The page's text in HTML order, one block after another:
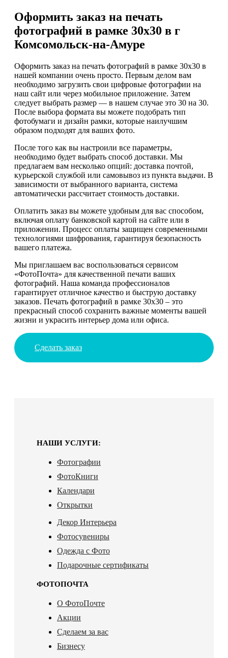
Оформить заказ на печать
фотографий в рамке 30х30 в г
Комсомольск-на-Амуре
Оформить заказ на печать фотографий в рамке 30х30 в
нашей компании очень просто. Первым делом вам
необходимо загрузить свои цифровые фотографии на
наш сайт или через мобильное приложение. Затем
следует выбрать размер — в нашем случае это 30 на 30.
После выбора формата вы можете подобрать тип
фотобумаги и дизайн рамки, которые наилучшим
образом подходят для ваших фото.
После того как вы настроили все параметры,
необходимо будет выбрать способ доставки. Мы
предлагаем вам несколько опций: доставка почтой,
курьерской службой или самовывоз из пункта выдачи. В
зависимости от выбранного варианта, система
автоматически рассчитает стоимость доставки.
Оплатить заказ вы можете удобным для вас способом,
включая оплату банковской картой на сайте или в
приложении. Процесс оплаты защищен современными
технологиями шифрования, гарантируя безопасность
вашего платежа.
Мы приглашаем вас воспользоваться сервисом
«ФотоПочта» для качественной печати ваших
фотографий. Наша команда профессионалов
гарантирует отличное качество и быструю доставку
заказов. Печать фотографий в рамке 30х30 – это
прекрасный способ сохранить важные моменты вашей
жизни и украсить интерьер дома или офиса.
Сделать заказ
НАШИ УСЛУГИ:
Фотографии
ФотоКниги
Календари
Открытки
Декор Интерьера
Фотосувениры
Одежда с Фото
Подарочные сертификаты
ФОТОПОЧТА
О ФотоПочте
Акции
Сделаем за вас
Бизнесу